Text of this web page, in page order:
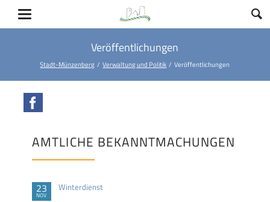
Veröffentlichungen
Stadt-Münzenberg Verwaltung und Politik Veröffentlichungen
AMTLICHE BEKANNTMACHUNGEN
23
NOV
Winterdienst